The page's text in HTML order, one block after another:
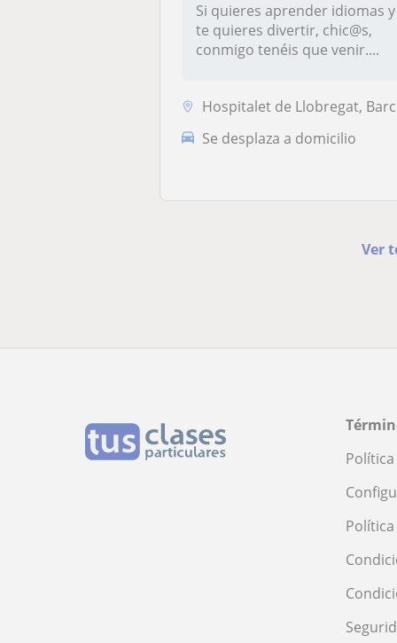
Si quieres aprender idiomas y
te quieres divertir, chic@s,
conmigo tenéis que venir....
Hospitalet de Llobregat, Barcelona Capital, Santa Coloma de Gramenet
Se desplaza a domicilio
Ver